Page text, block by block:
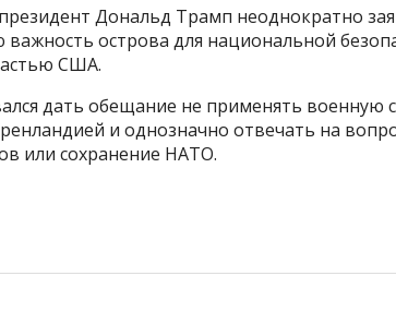
Дональд Трамп неоднократно
важность острова для национальной
США.
дать обещание не применять военную
и однозначно отвечать на
или сохранение НАТО.